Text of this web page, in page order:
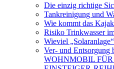
Die einzig richtige
Tankreinigung und
Wie kommt das
Risiko Trinkwasser
Wieviel
Ver- und Entsorgung
WOHNMOBIL